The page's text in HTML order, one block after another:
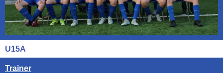
U15A
Trainer